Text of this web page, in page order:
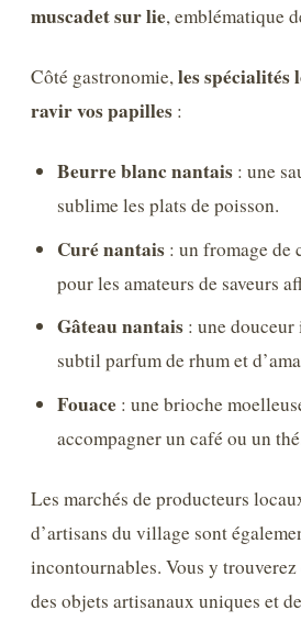
muscadet sur lie, emblématique
Côté gastronomie,les spécialités
ravir vos papilles :
Beurre blanc nantais : une
sublime les plats de poisson.
Curé nantais : un fromage de
pour les amateurs de saveurs
Gâteau nantais : une
subtil parfum de rhum et
Fouace : une brioche
accompagner un café ou un
Les marchés de producteurs
d’artisans du village sont
incontournables. Vous y
des objets artisanaux uniques et